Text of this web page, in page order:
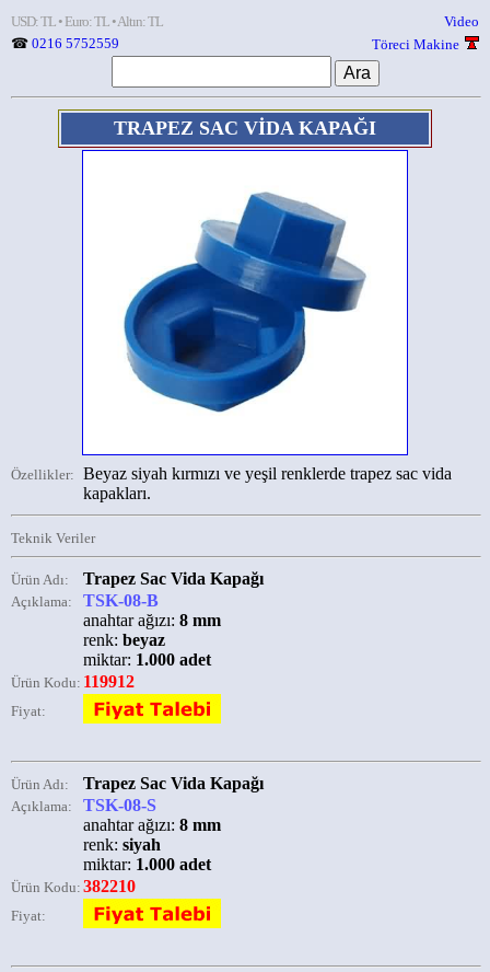
USD: TL • Euro: TL • Altın: TL
Video
☎ 0216 5752559 Töreci Makine
TRAPEZ SAC VİDA KAPAĞI
Özellikler: Beyaz siyah kırmızı ve yeşil renklerde trapez sac vida
kapakları.
Teknik Veriler
Ürün Adı: Trapez Sac Vida Kapağı
Açıklama:
TSK-08-B
anahtar ağızı: 8 mm
renk: beyaz
miktar: 1.000 adet
Ürün Kodu: 119912
Fiyat:
Ürün Adı: Trapez Sac Vida Kapağı
Açıklama:
TSK-08-S
anahtar ağızı: 8 mm
renk: siyah
miktar: 1.000 adet
Ürün Kodu: 382210
Fiyat: